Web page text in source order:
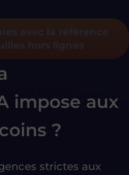
avec la référence
hors lignes
impose aux
?
strictes aux